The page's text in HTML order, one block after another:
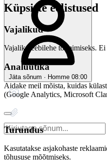
Jäta sõnum · Homme 08:00
Küpsiste eelistused
Vajalikud
Vajalik veebilehe toimimiseks. Ei
Analüütika
Aidake meil mõista, kuidas
(Google Analytics, Microsoft
Turundus
Kasutatakse asjakohaste
tõhususe mõõtmiseks.